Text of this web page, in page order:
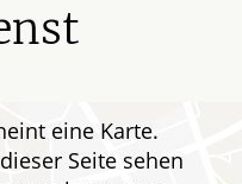
eine Karte.
Seite sehen